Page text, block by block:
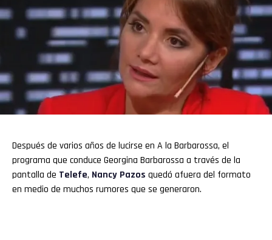
Después de varios años de lucirse en A la Barbarossa, el
programa que conduce Georgina Barbarossa a través de la
pantalla de Telefe, Nancy Pazos quedó afuera del formato
en medio de muchos rumores que se generaron.